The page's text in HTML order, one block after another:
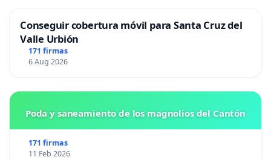
Conseguir cobertura móvil para Santa Cruz del
Valle Urbión
171 firmas
6 Aug 2026
Poda y saneamiento de los magnolios del Cantón
171 firmas
11 Feb 2026